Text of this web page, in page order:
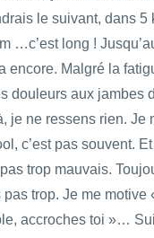
le suivant, dans 5
…c’est long !
encore. Malgré la
douleurs aux jambes
je ne ressens rien. Je
c’est pas souvent.
trop mauvais.
pas trop. Je me motive
accroches toi »…